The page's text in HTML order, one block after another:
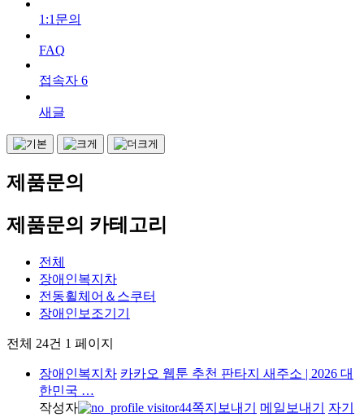
1:1문의
FAQ
접속자 6
새글
제품문의
제품문의 카테고리
전체
장애인복지차
전동휠체어＆스쿠터
장애인보조기기
전체 24건 1 페이지
장애인복지차 카카오 웹툰 추천 판타지 새주소 | 2026 대
한민국 …
작성자
visitor44쪽지보내기 메일보내기
자기